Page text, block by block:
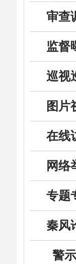
审查
监督
巡视
图片
在线
网络
专题
秦风
警